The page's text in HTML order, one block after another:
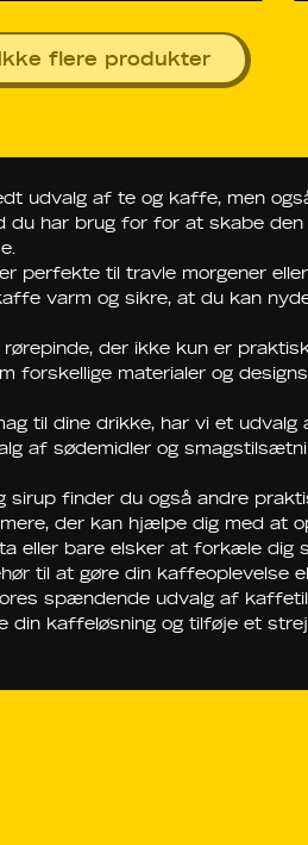
flere produkter
udvalg af te og kaffe, men
du har brug for for at skabe
perfekte til travle morgener
varm og sikre, at du kan
der ikke kun er
forskellige materialer og
til dine drikke, har vi et udvalg
af sødemidler og
sirup finder du også andre
der kan hjælpe dig med at
eller bare elsker at forkæle dig
til at gøre din kaffeoplevelse
spændende udvalg af
kaffeløsning og tilføje et